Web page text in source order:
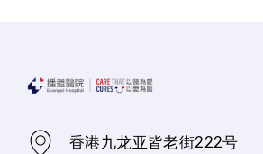
香港九龙亚皆老街222号